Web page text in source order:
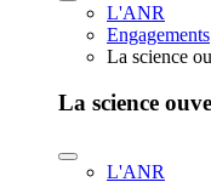
L'ANR
Engagements
La science
La science
L'ANR